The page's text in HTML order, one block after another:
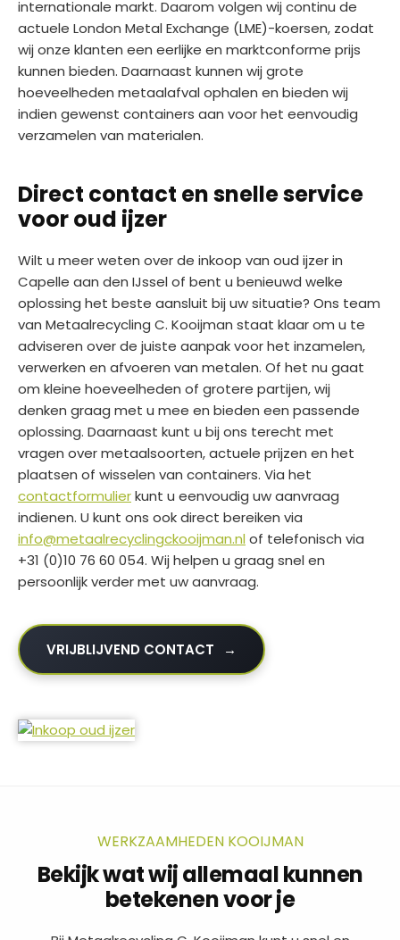
internationale markt. Daarom volgen wij continu de
actuele London Metal Exchange (LME)-koersen, zodat
wij onze klanten een eerlijke en marktconforme prijs
kunnen bieden. Daarnaast kunnen wij grote
hoeveelheden metaalafval ophalen en bieden wij
indien gewenst containers aan voor het eenvoudig
verzamelen van materialen.
Direct contact en snelle service
voor oud ijzer
Wilt u meer weten over de inkoop van oud ijzer in
Capelle aan den IJssel of bent u benieuwd welke
oplossing het beste aansluit bij uw situatie? Ons team
van Metaalrecycling C. Kooijman staat klaar om u te
adviseren over de juiste aanpak voor het inzamelen,
verwerken en afvoeren van metalen. Of het nu gaat
om kleine hoeveelheden of grotere partijen, wij
denken graag met u mee en bieden een passende
oplossing. Daarnaast kunt u bij ons terecht met
vragen over metaalsoorten, actuele prijzen en het
plaatsen of wisselen van containers. Via het
contactformulierkunt u eenvoudig uw aanvraag
indienen. U kunt ons ook direct bereiken via
info@metaalrecyclingckooijman.nl of telefonisch via
+31 (0)10 76 60 054. Wij helpen u graag snel en
persoonlijk verder met uw aanvraag.
VRIJBLIJVEND CONTACT
WERKZAAMHEDEN KOOIJMAN
Bekijk wat wij allemaal kunnen
betekenen voor je